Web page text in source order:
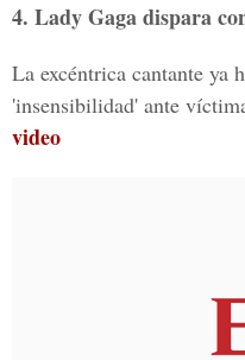
4. Lady Gaga dispara
La excéntrica cantante ya
'insensibilidad' ante
video